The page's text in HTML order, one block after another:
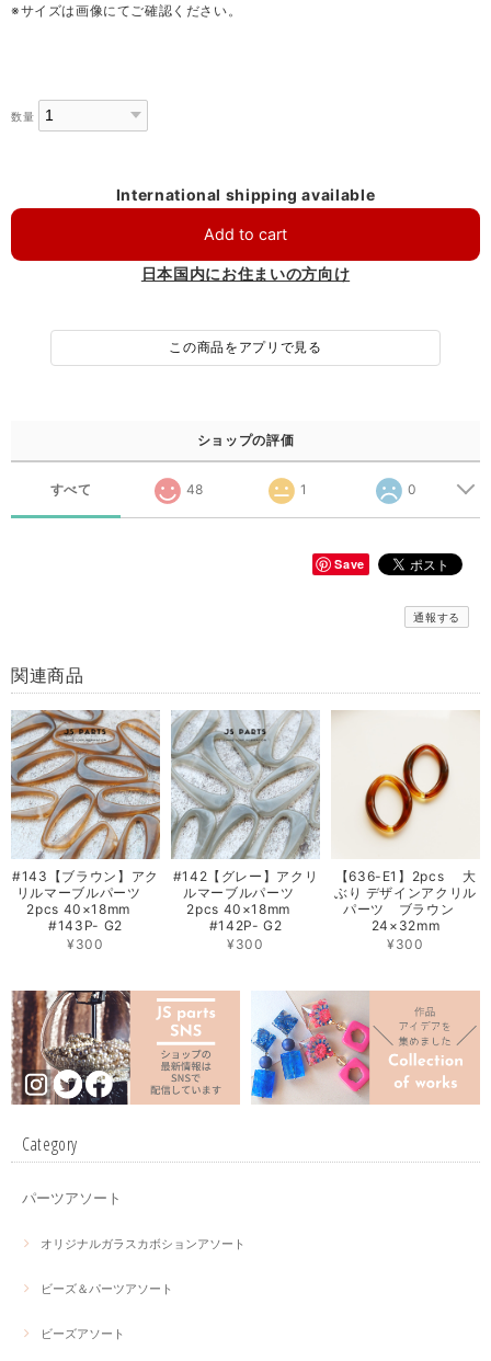
※サイズは画像にてご確認ください。
数量
International shipping available
Add to cart
日本国内にお住まいの方向け
この商品をアプリで見る
ショップの評価
すべて 48 1 0
Save
通報する
関連商品
#143【ブラウン】アク
リルマーブルパーツ
2pcs 40×18mm
#143P- G2
¥300
#142【グレー】アクリ
ルマーブルパーツ
2pcs 40×18mm
#142P- G2
¥300
【636-E1】2pcs 大
ぶり デザインアクリル
パーツ ブラウン
24×32mm
¥300
Category
パーツアソート
オリジナルガラスカボションアソート
ビーズ＆パーツアソート
ビーズアソート